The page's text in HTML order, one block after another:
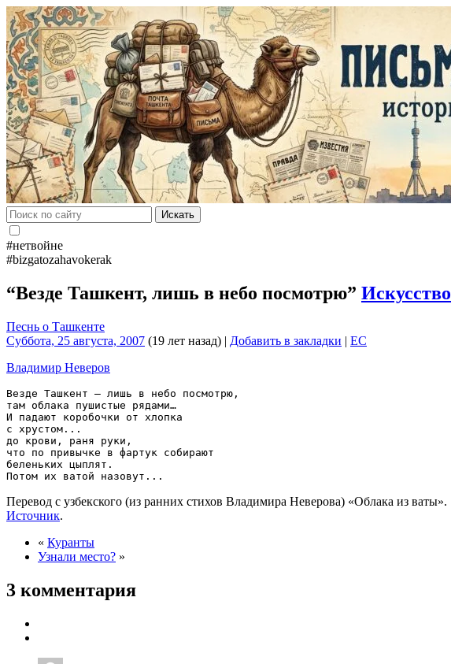
Искать
#нетвойне
#bizgatozahavokerak
“Везде Ташкент, лишь в небо посмотрю” Искусство
Песнь о Ташкенте
Суббота, 25 августа, 2007 (19 лет назад) | Добавить в закладки | EC
Владимир Неверов
Везде Ташкент – лишь в небо посмотрю,
там облака пушистые рядами…
И падают коробочки от хлопка
с хрустом...
до крови, раня руки,
что по привычке в фартук собирают
беленьких цыплят.
Перевод с узбекского (из ранних стихов Владимира Неверова) «Облака из ваты».
Источник.
« Куранты
Узнали место? »
3 комментария